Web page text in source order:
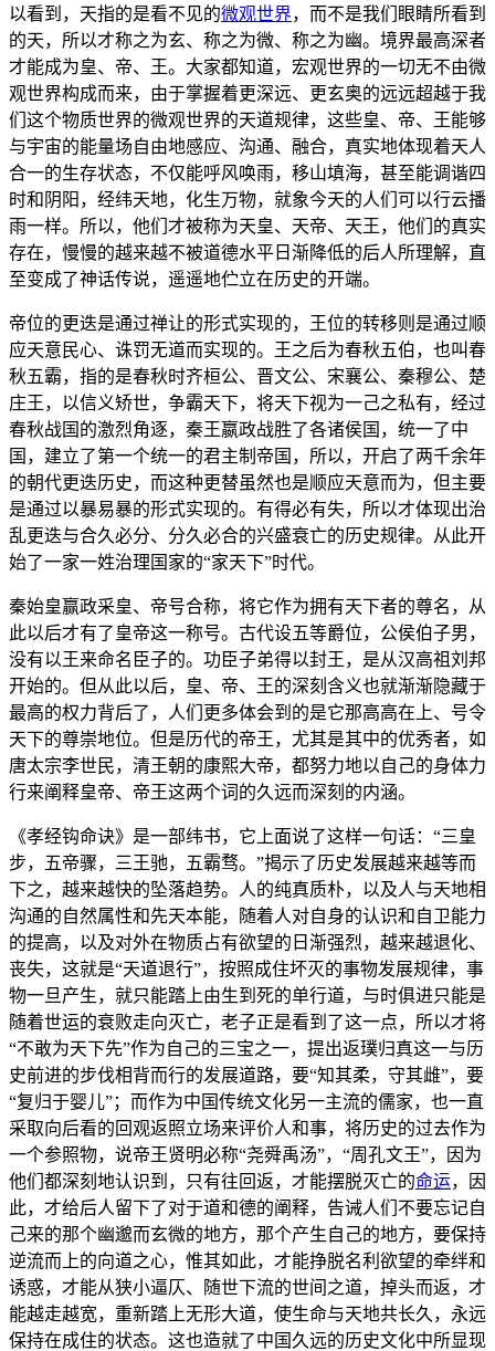
以看到，天指的是看不见的微观世界，而不是我们眼睛所看到
的天，所以才称之为玄、称之为微、称之为幽。境界最高深者
才能成为皇、帝、王。大家都知道，宏观世界的一切无不由微
观世界构成而来，由于掌握着更深远、更玄奥的远远超越于我
们这个物质世界的微观世界的天道规律，这些皇、帝、王能够
与宇宙的能量场自由地感应、沟通、融合，真实地体现着天人
合一的生存状态，不仅能呼风唤雨，移山填海，甚至能调谐四
时和阴阳，经纬天地，化生万物，就象今天的人们可以行云播
雨一样。所以，他们才被称为天皇、天帝、天王，他们的真实
存在，慢慢的越来越不被道德水平日渐降低的后人所理解，直
至变成了神话传说，遥遥地伫立在历史的开端。
帝位的更迭是通过禅让的形式实现的，王位的转移则是通过顺
应天意民心、诛罚无道而实现的。王之后为春秋五伯，也叫春
秋五霸，指的是春秋时齐桓公、晋文公、宋襄公、秦穆公、楚
庄王，以信义矫世，争霸天下，将天下视为一己之私有，经过
春秋战国的激烈角逐，秦王嬴政战胜了各诸侯国，统一了中
国，建立了第一个统一的君主制帝国，所以，开启了两千余年
的朝代更迭历史，而这种更替虽然也是顺应天意而为，但主要
是通过以暴易暴的形式实现的。有得必有失，所以才体现出治
乱更迭与合久必分、分久必合的兴盛衰亡的历史规律。从此开
始了一家一姓治理国家的“家天下”时代。
秦始皇赢政采皇、帝号合称，将它作为拥有天下者的尊名，从
此以后才有了皇帝这一称号。古代设五等爵位，公侯伯子男，
没有以王来命名臣子的。功臣子弟得以封王，是从汉高祖刘邦
开始的。但从此以后，皇、帝、王的深刻含义也就渐渐隐藏于
最高的权力背后了，人们更多体会到的是它那高高在上、号令
天下的尊崇地位。但是历代的帝王，尤其是其中的优秀者，如
唐太宗李世民，清王朝的康熙大帝，都努力地以自己的身体力
行来阐释皇帝、帝王这两个词的久远而深刻的内涵。
《孝经钩命诀》是一部纬书，它上面说了这样一句话：“三皇
步，五帝骤，三王驰，五霸骛。”揭示了历史发展越来越等而
下之，越来越快的坠落趋势。人的纯真质朴，以及人与天地相
沟通的自然属性和先天本能，随着人对自身的认识和自卫能力
的提高，以及对外在物质占有欲望的日渐强烈，越来越退化、
丧失，这就是“天道退行”，按照成住坏灭的事物发展规律，事
物一旦产生，就只能踏上由生到死的单行道，与时俱进只能是
随着世运的衰败走向灭亡，老子正是看到了这一点，所以才将
“不敢为天下先”作为自己的三宝之一，提出返璞归真这一与历
史前进的步伐相背而行的发展道路，要“知其柔，守其雌”，要
“复归于婴儿”；而作为中国传统文化另一主流的儒家，也一直
采取向后看的回观返照立场来评价人和事，将历史的过去作为
一个参照物，说帝王贤明必称“尧舜禹汤”，“周孔文王”，因为
他们都深刻地认识到，只有往回返，才能摆脱灭亡的命运，因
此，才给后人留下了对于道和德的阐释，告诫人们不要忘记自
己来的那个幽邈而玄微的地方，那个产生自己的地方，要保持
逆流而上的向道之心，惟其如此，才能挣脱名利欲望的牵绊和
诱惑，才能从狭小逼仄、随世下流的世间之道，掉头而返，才
能越走越宽，重新踏上无形大道，使生命与天地共长久，永远
保持在成住的状态。这也造就了中国久远的历史文化中所显现